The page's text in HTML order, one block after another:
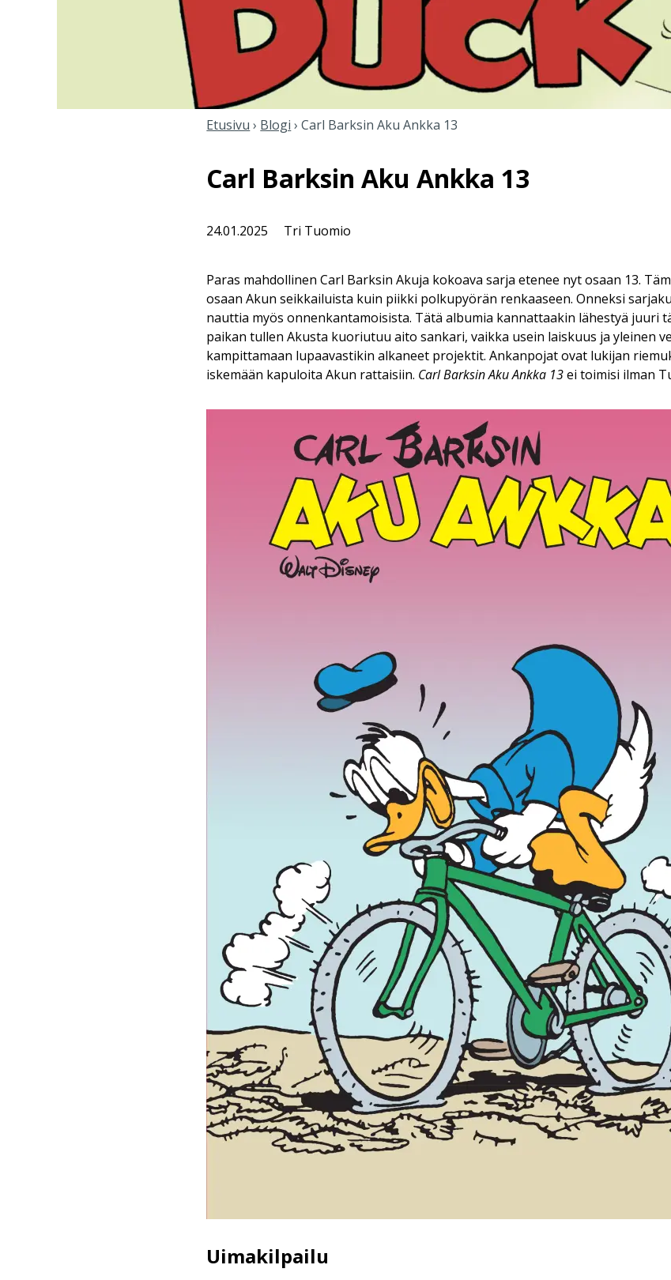
Etusivu › Blogi ›Carl Barksin Aku Ankka 13
Carl Barksin Aku Ankka 13
24.01.2025 Tri Tuomio
Paras mahdollinen Carl Barksin Akuja kokoava sarja etenee nyt osaan 13.
osaan Akun seikkailuista kuin piikki polkupyörän renkaaseen. Onneksi
nauttia myös onnenkantamoisista. Tätä albumia kannattaakin lähestyä juuri
paikan tullen Akusta kuoriutuu aito sankari, vaikka usein laiskuus ja yleinen
kampittamaan lupaavastikin alkaneet projektit. Ankanpojat ovat lukijan
iskemään kapuloita Akun rattaisiin. Carl Barksin Aku Ankka 13ei toimisi ilman
Uimakilpailu